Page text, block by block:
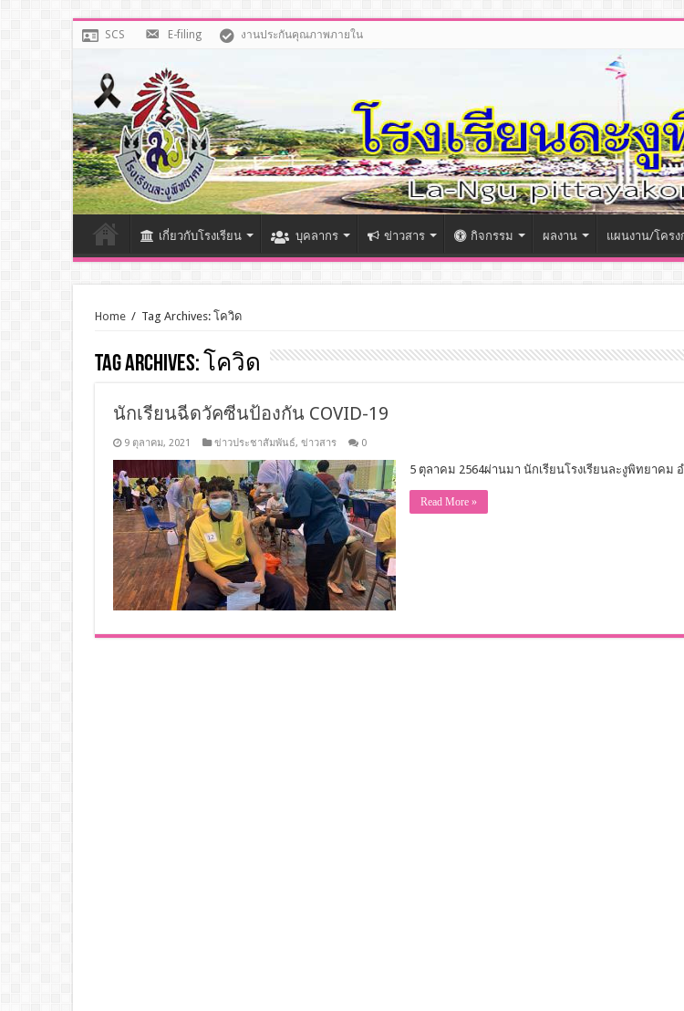
SCS E-filing งานประกันคุณภาพภายใน
เกี่ยวกับโรงเรียน บุคลากร ข่าวสาร กิจกรรม ผลงาน แผนงาน/โครง
Home / Tag Archives: โควิด
Tag Archives: โควิด
นักเรียนฉีดวัคซีนป้องกัน COVID-19
9 ตุลาคม, 2021 ข่าวประชาสัมพันธ์, ข่าวสาร 0
5 ตุลาคม 2564ผ่านมา นักเรียนโรงเรียนละงูพิทยาคม
Read More »